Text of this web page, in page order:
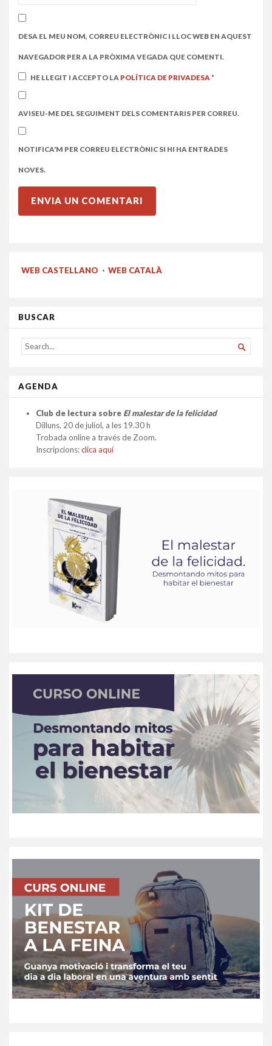
DESA EL MEU NOM, CORREU ELECTRÒNIC I LLOC WEB EN AQUEST
NAVEGADOR PER A LA PRÒXIMA VEGADA QUE COMENTI.
HE LLEGIT I ACCEPTO LA POLÍTICA DE PRIVADESA *
AVISEU-ME DEL SEGUIMENT DELS COMENTARIS PER CORREU.
NOTIFICA'M PER CORREU ELECTRÒNIC SI HI HA ENTRADES
NOVES.
WEB CASTELLANO · WEB CATALÀ
BUSCAR
SEARCH
FOR...

AGENDA
Club de lectura sobre El malestar de la felicidad
Dilluns, 20 de juliol, a les 19.30 h
Trobada online a través de Zoom.
Inscripcions:clica aquí